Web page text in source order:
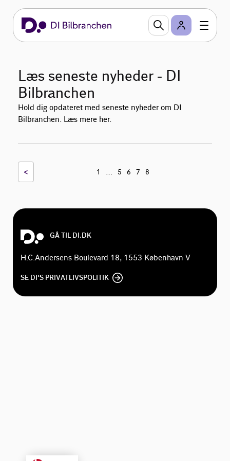
Læs seneste nyheder - DI
Bilbranchen
Hold dig opdateret med seneste nyheder om DI
Bilbranchen. Læs mere her.
< 1 … 5 6 7 8
GÅ TIL DI.DK
H.C.Andersens Boulevard 18, 1553 København V
SE DI'S PRIVATLIVSPOLITIK